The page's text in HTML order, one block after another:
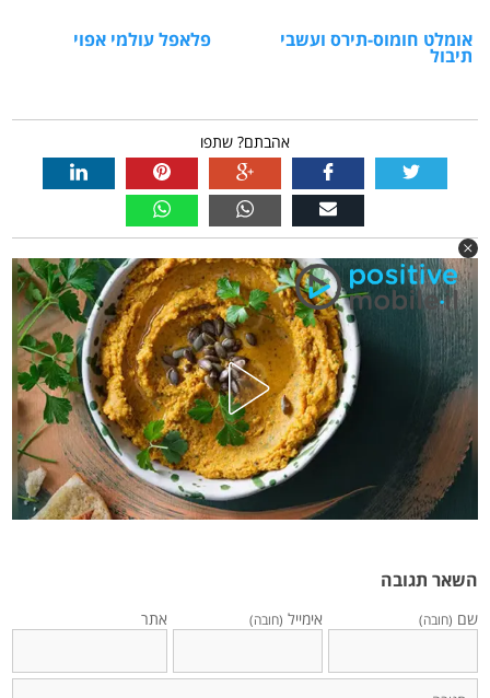
אומלט חומוס-תירס ועשבי
תיבול
פלאפל עולמי אפוי
אהבתם? שתפו
השאר תגובה
שם (חובה) אימייל (חובה) אתר